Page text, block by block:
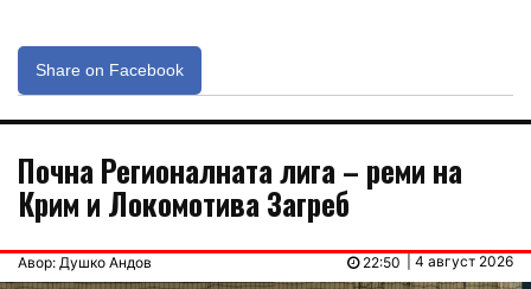
Share on Facebook
Почна Регионалната лига – реми на
Крим и Локомотива Загреб
Авор: Душко Андов | 4 август 2026
22:50